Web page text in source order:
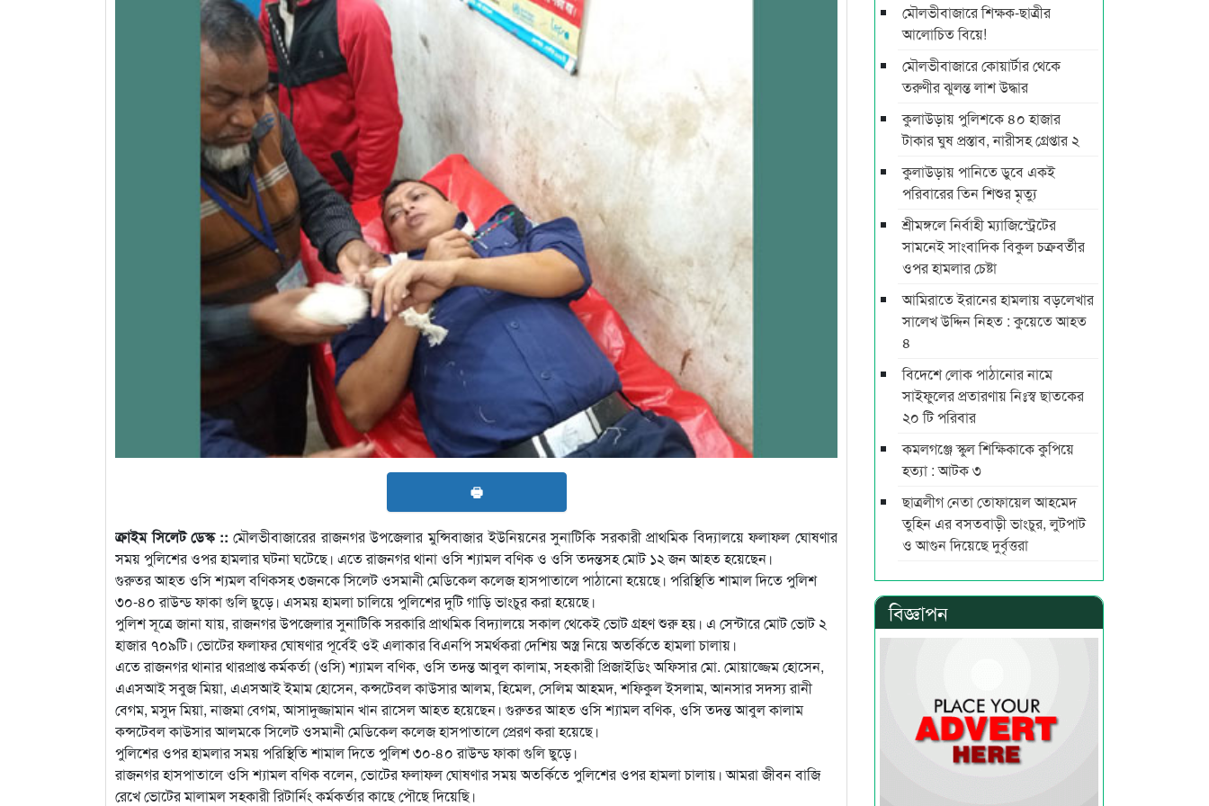
🖶
ক্রাইম সিলেট ডেস্ক :: মৌলভীবাজারের রাজনগর উপজেলার মুন্সিবাজার ইউনিয়নের সুনাটিকি সরকারী প্রাথমিক বিদ্যালয়ে ফলাফল ঘোষণার
সময় পুলিশের ওপর হামলার ঘটনা ঘটেছে। এতে রাজনগর থানা ওসি শ্যামল বণিক ও ওসি তদন্তসহ মোট ১২ জন আহত হয়েছেন।
গুরুতর আহত ওসি শ্যমল বণিকসহ ৩জনকে সিলেট ওসমানী মেডিকেল কলেজ হাসপাতালে পাঠানো হয়েছে। পরিস্থিতি শামাল দিতে পুলিশ
৩০-৪০ রাউন্ড ফাকা গুলি ছুড়ে। এসময় হামলা চালিয়ে পুলিশের দুটি গাড়ি ভাংচুর করা হয়েছে।
পুলিশ সূত্রে জানা যায়, রাজনগর উপজেলার সুনাটিকি সরকারি প্রাথমিক বিদ্যালয়ে সকাল থেকেই ভোট গ্রহণ শুরু হয়। এ সেন্টারে মোট ভোট ২
হাজার ৭০৯টি। ভোটের ফলাফর ঘোষণার পূর্বেই ওই এলাকার বিএনপি সমর্থকরা দেশিয় অস্ত্র নিয়ে অতর্কিতে হামলা চালায়।
এতে রাজনগর থানার থারপ্রাপ্ত কর্মকর্তা (ওসি) শ্যামল বণিক, ওসি তদন্ত আবুল কালাম, সহকারী প্রিজাইডিং অফিসার মো. মোয়াজ্জেম হোসেন,
এএসআই সবুজ মিয়া, এএসআই ইমাম হোসেন, কন্সটেবল কাউসার আলম, হিমেল, সেলিম আহমদ, শফিকুল ইসলাম, আনসার সদস্য রানী
বেগম, মসুদ মিয়া, নাজমা বেগম, আসাদুজ্জামান খান রাসেল আহত হয়েছেন। গুরুতর আহত ওসি শ্যামল বণিক, ওসি তদন্ত আবুল কালাম
কন্সটেবল কাউসার আলমকে সিলেট ওসমানী মেডিকেল কলেজ হাসপাতালে প্রেরণ করা হয়েছে।
পুলিশের ওপর হামলার সময় পরিস্থিতি শামাল দিতে পুলিশ ৩০-৪০ রাউন্ড ফাকা গুলি ছুড়ে।
রাজনগর হাসপাতালে ওসি শ্যামল বণিক বলেন, ভোটের ফলাফল ঘোষণার সময় অতর্কিতে পুলিশের ওপর হামলা চালায়। আমরা জীবন বাজি
রেখে ভোটের মালামল সহকারী রিটার্নিং কর্মকর্তার কাছে পৌছে দিয়েছি।
মৌলভীবাজারে শিক্ষক-ছাত্রীর
আলোচিত বিয়ে!
মৌলভীবাজারে কোয়ার্টার থেকে
তরুণীর ঝুলন্ত লাশ উদ্ধার
কুলাউড়ায় পুলিশকে ৪০ হাজার
টাকার ঘুষ প্রস্তাব, নারীসহ গ্রেপ্তার ২
কুলাউড়ায় পানিতে ডুবে একই
পরিবারের তিন শিশুর মৃত্যু
শ্রীমঙ্গলে নির্বাহী ম্যাজিস্ট্রেটের
সামনেই সাংবাদিক বিকুল চক্রবর্তীর
ওপর হামলার চেষ্টা
আমিরাতে ইরানের হামলায় বড়লেখার
সালেখ উদ্দিন নিহত : কুয়েতে আহত
৪
বিদেশে লোক পাঠানোর নামে
সাইফুলের প্রতারণায় নিঃস্ব ছাতকের
২০ টি পরিবার
কমলগঞ্জে স্কুল শিক্ষিকাকে কুপিয়ে
হত্যা : আটক ৩
ছাত্রলীগ নেতা তোফায়েল আহমেদ
তুহিন এর বসতবাড়ী ভাংচুর, লুটপাট
ও আগুন দিয়েছে দুর্বৃত্তরা
বিজ্ঞাপন